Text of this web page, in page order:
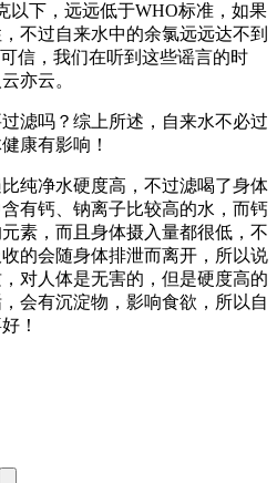
以下，远远低于WHO标准，如果
不过自来水中的余氯远远达不到
信，我们在听到这些谣言的时
亦云。
滤吗？综上所述，自来水不必过
康有影响！
纯净水硬度高，不过滤喝了身体
有钙、钠离子比较高的水，而钙
素，而且身体摄入量都很低，不
的会随身体排泄而离开，所以说
对人体是无害的，但是硬度高的
会有沉淀物，影响食欲，所以自
！